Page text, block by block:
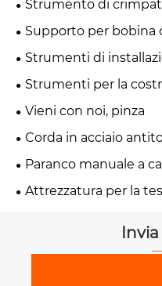
Strumento di
Supporto per bobina
Strumenti di
Strumenti per la
Vieni con noi, pinza
Corda in acciaio
Paranco manuale a
Attrezzatura per la